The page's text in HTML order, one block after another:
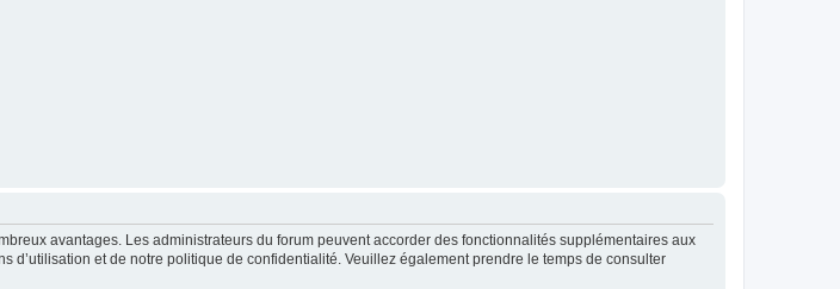
avantages. Les administrateurs du forum peuvent accorder des fonctionnalités supplémentaires aux
d’utilisation et de notre politique de confidentialité. Veuillez également prendre le temps de consulter